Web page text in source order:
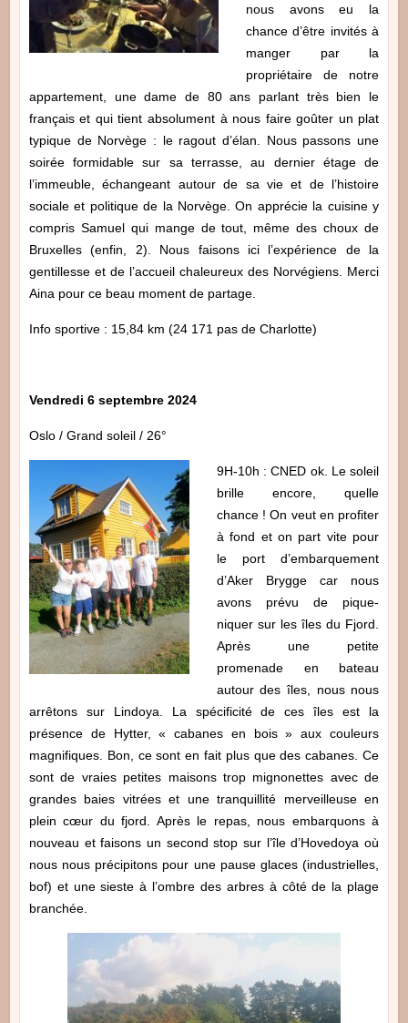
nous avons eu la
chance d’être invités à
manger par la
propriétaire de notre
appartement, une dame de 80 ans parlant très bien le
français et qui tient absolument à nous faire goûter un plat
typique de Norvège : le ragout d’élan. Nous passons une
soirée formidable sur sa terrasse, au dernier étage de
l’immeuble, échangeant autour de sa vie et de l’histoire
sociale et politique de la Norvège. On apprécie la cuisine y
compris Samuel qui mange de tout, même des choux de
Bruxelles (enfin, 2). Nous faisons ici l’expérience de la
gentillesse et de l’accueil chaleureux des Norvégiens. Merci
Aina pour ce beau moment de partage.
Info sportive : 15,84 km (24 171 pas de Charlotte)
Vendredi 6 septembre 2024
Oslo / Grand soleil / 26°
9H-10h : CNED ok. Le soleil
brille encore, quelle
chance ! On veut en profiter
à fond et on part vite pour
le port d’embarquement
d’Aker Brygge car nous
avons prévu de pique-
niquer sur les îles du Fjord.
Après une petite
promenade en bateau
autour des îles, nous nous
arrêtons sur Lindoya. La spécificité de ces îles est la
présence de Hytter, « cabanes en bois » aux couleurs
magnifiques. Bon, ce sont en fait plus que des cabanes. Ce
sont de vraies petites maisons trop mignonettes avec de
grandes baies vitrées et une tranquillité merveilleuse en
plein cœur du fjord. Après le repas, nous embarquons à
nouveau et faisons un second stop sur l’île d’Hovedoya où
nous nous précipitons pour une pause glaces (industrielles,
bof) et une sieste à l’ombre des arbres à côté de la plage
branchée.